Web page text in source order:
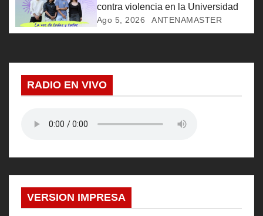
r
a
contra violencia en la Universidad
Ago 5, 2026 ANTENAMASTER
RADIO EN VIVO
VERSION IMPRESA